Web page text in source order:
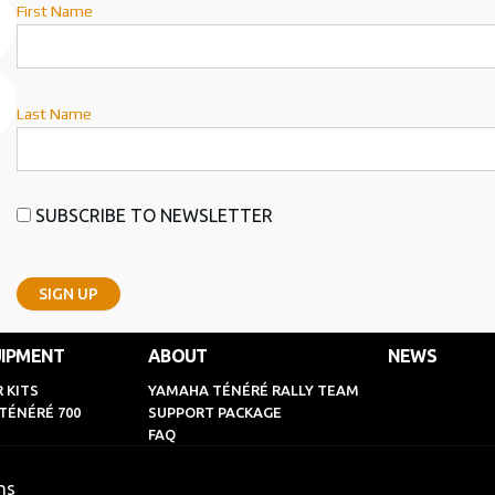
First Name
Last Name
SUBSCRIBE TO NEWSLETTER
KITS
700
ABOUT
YAMAHA TÉNÉRÉ RALLY TEAM
SUPPORT PACKAGE
FAQ
NEWS